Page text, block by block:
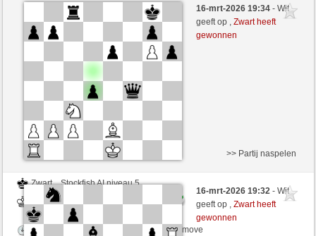
desperation007 (1774)
Speelduur: 5 minutes/side + 0 seconds/move
16-mrt-2026 19:34- Wit
geeft op ,Zwart heeft
gewonnen
Zwart
Stockfish AI niveau 5
Speelduur: 5 minutes/side + 0 seconds/move
>> Partij naspelen
16-mrt-2026 19:32- Wit
geeft op ,Zwart heeft
gewonnen